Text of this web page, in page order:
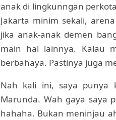
anak di lingkunngan
Jakarta minim sekali,
jika anak-anak demen
main hal lainnya. Kalau
berbahaya. Pastinya juga
Nah kali ini, saya punya
Marunda. Wah gaya saya
hahaha. Bukan meninjau